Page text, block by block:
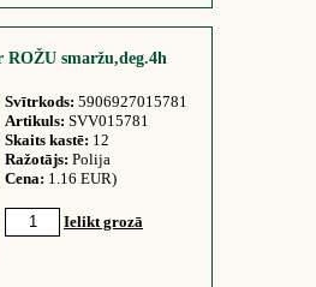
ROŽU smaržu,deg.4h
Svītrkods: 5906927015781
Artikuls: SVV015781
Skaits kastē: 12
Ražotājs: Polija
Cena: 1.16 EUR)
Ielikt grozā